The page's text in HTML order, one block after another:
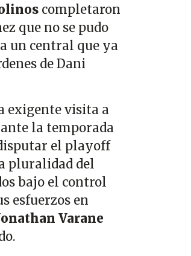
completaron
que no se pudo
un central que ya
de Dani
exigente visita a
la temporada
disputar el playoff
pluralidad del
bajo el control
esfuerzos en
Varane